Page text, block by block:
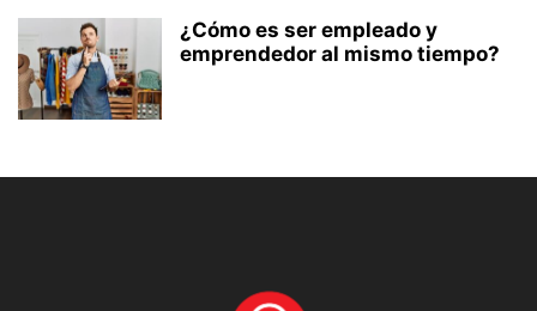
¿Cómo es ser empleado y
emprendedor al mismo tiempo?